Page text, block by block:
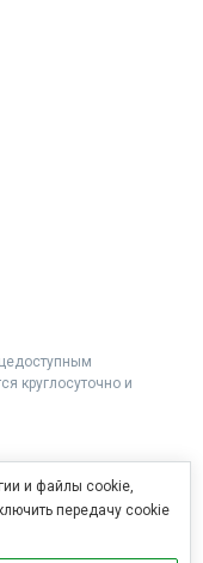
круглосуточно и
и файлы cookie,
передачу cookie